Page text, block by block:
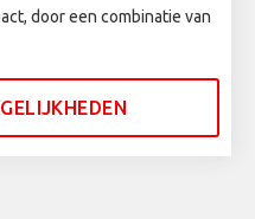
door een combinatie van